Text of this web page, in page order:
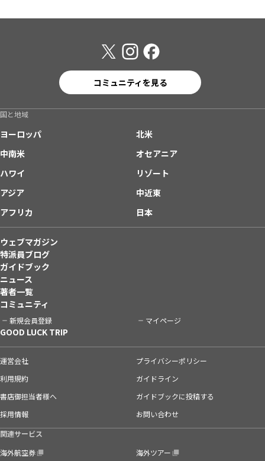
コミュニティを見る
国と地域
ヨーロッパ
北米
中南米
オセアニア
ハワイ
リゾート
アジア
中近東
アフリカ
日本
ウェブマガジン
特派員ブログ
ガイドブック
ニュース
著者一覧
コミュニティ
新規会員登録 マイページ
GOOD LUCK TRIP
運営会社
プライバシーポリシー
利用規約
ガイドライン
書店御担当者様へ
ガイドブックに投稿する
採用情報
お問い合わせ
関連サービス
海外航空券
海外ツアー